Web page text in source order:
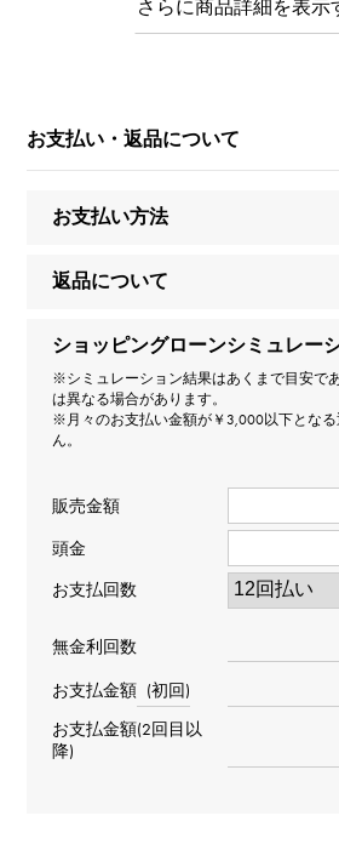
ノンブルプティ
Y.NOMBRE.PUTITE.1.6.1
タイプ
リング＞数字 × リング
数字＞ 数字 × リング
材質
K18イエローゴールド
石種
ダイヤモンド
お支払い・返品について
お支払い方法
返品について
ショッピングローンシミュレー
※シミュレーション結果はあくまで目安で
は異なる場合があります。
※月々のお支払い金額が￥3,000以下とな
ん。
販売金額
頭金
お支払回数
無金利回数
お支払金額 (初回)
お支払金額(2回目以
降)